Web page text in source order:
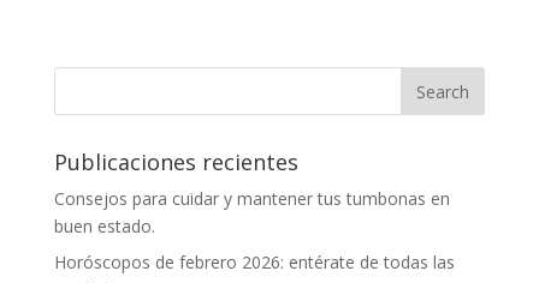
Publicaciones recientes
Consejos para cuidar y mantener tus tumbonas en
buen estado.
Horóscopos de febrero 2026: entérate de todas las